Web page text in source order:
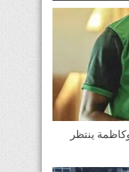
ينتظر